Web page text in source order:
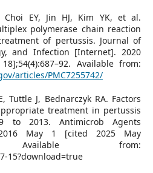
EY, Jin HJ, Kim YK, et al.
polymerase chain reaction
of pertussis. Journal of
and Infection [Internet]. 2020
Available from:
articles/PMC7255742/
Tuttle J, Bednarczyk RA. Factors
treatment in pertussis
to 2013. Antimicrob Agents
May 1 [cited 2025 May
Available from:
15?download=true